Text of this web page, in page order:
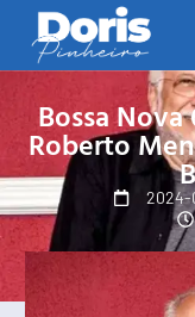
Bossa
Roberto
2024-